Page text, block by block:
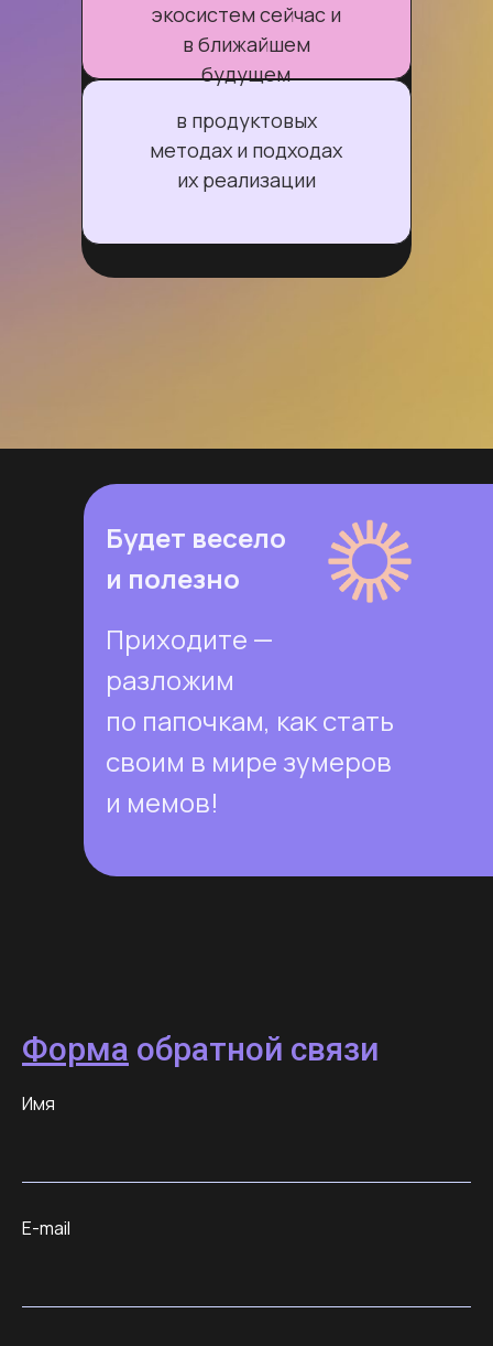
экосистем сейчас и
в ближайшем
будущем
в продуктовых
методах и подходах
их реализации
Будет весело
и полезно
Приходите —
разложим
по папочкам, как стать
своим в мире зумеров
и мемов!
Форма обратной связи
Имя
E-mail